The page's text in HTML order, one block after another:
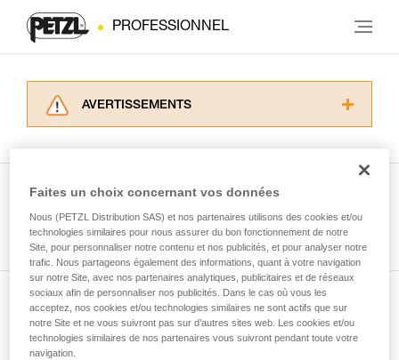
PROFESSIONNEL
AVERTISSEMENTS
informations de la notice technique pour
d’informations.
Maîtriser ces techniques nécessite une
formation et un entraînement spécifique. Validez
avec un professionnel votre capacité à refaire
la manipulation, seul, en toute sécurité, avant
de la reproduire en autonomie.
Nous donnons des exemples de techniques
Voir tous les conseils
Abonnez-vous à la newsletter
et restez connecté à notre actualité
Faites un choix concernant vos données
Nous (PETZL Distribution SAS) et nos partenaires utilisons des cookies et/ou
technologies similaires pour nous assurer du bon fonctionnement de notre
Site, pour personnaliser notre contenu et nos publicités, et pour analyser notre
trafic. Nous partageons également des informations, quant à votre navigation
sur notre Site, avec nos partenaires analytiques, publicitaires et de réseaux
sociaux afin de personnaliser nos publicités. Dans le cas où vous les
acceptez, nos cookies et/ou technologies similaires ne sont actifs que sur
notre Site et ne vous suivront pas sur d’autres sites web. Les cookies et/ou
technologies similaires de nos partenaires vous suivront pendant toute votre
navigation.